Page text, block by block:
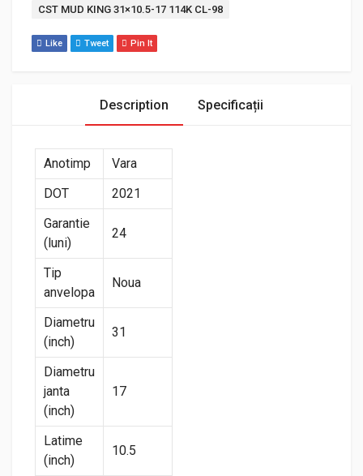
Etichetă:
CST MUD KING 31×10.5-17 114K CL-98
Like Tweet Pin It
Description Specificații
Anotimp
Vara
DOT
2021
Garantie
(luni)
24
Tip
anvelopa
Noua
Diametru
(inch)
31
Diametru
janta
(inch)
17
Latime
(inch)
10.5